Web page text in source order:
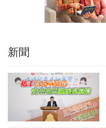
新聞